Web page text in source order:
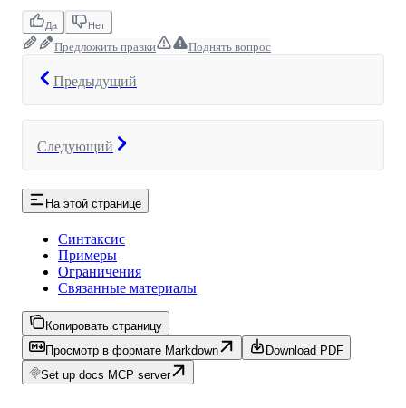
Да Нет
Предложить правки Поднять вопрос
Предыдущий
Следующий
На этой странице
Синтаксис
Примеры
Ограничения
Связанные материалы
Копировать страницу
Просмотр в формате Markdown
Download PDF
Set up docs MCP server